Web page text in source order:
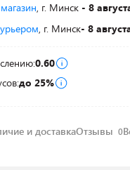
, г. Минск - 8
, г. Минск- 8
0.60
до 25%
и доставкаОтзывы 0